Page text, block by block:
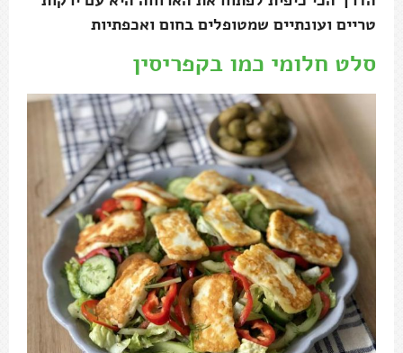
טריים ועונתיים שמטופלים בחום ואכפתיות
סלט חלומי כמו בקפריסין